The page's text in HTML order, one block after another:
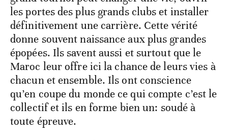
les portes des plus grands clubs et installer
définitivement une carrière. Cette vérité
donne souvent naissance aux plus grandes
épopées. Ils savent aussi et surtout que le
Maroc leur offre ici la chance de leurs vies à
chacun et ensemble. Ils ont conscience
qu’en coupe du monde ce qui compte c’est le
collectif et ils en forme bien un: soudé à
toute épreuve.